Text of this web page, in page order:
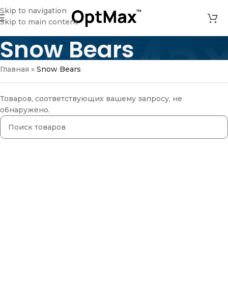
Skip to navigation
Skip to main content
Snow Bears
Главная » Snow Bears
Товаров, соответствующих вашему запросу, не
обнаружено.